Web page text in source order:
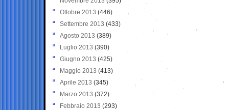
Ottobre 2013 (446)
Settembre 2013 (433)
Agosto 2013 (389)
Luglio 2013 (390)
Giugno 2013 (425)
Maggio 2013 (413)
Aprile 2013 (345)
Marzo 2013 (372)
Febbraio 2013 (293)